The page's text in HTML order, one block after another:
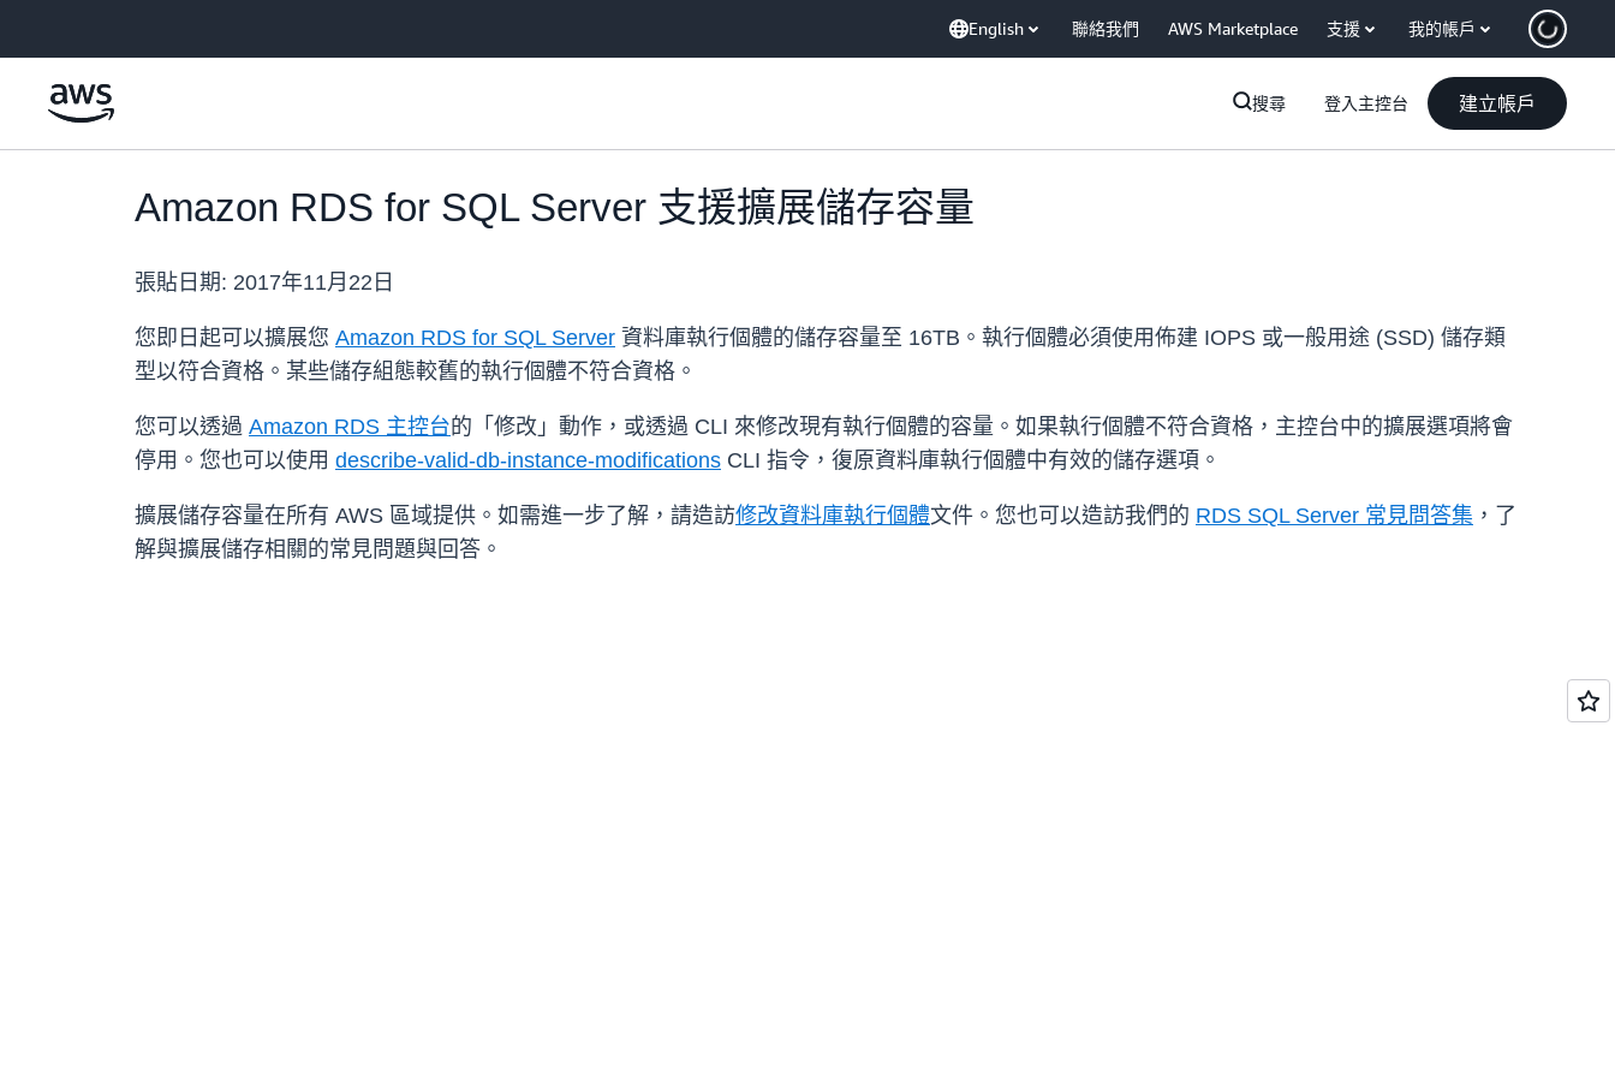
English 聯絡我們 AWS Marketplace 支援 我的帳戶
搜尋 登入主控台 建立帳戶
Amazon RDS for SQL Server 支援擴展儲存容量
張貼日期: 2017年11月22日
您即日起可以擴展您 Amazon RDS for SQL Server 資料庫執行個體的儲存容量至 16TB。執行個體必須使用佈建 IOPS 或一般用途 (SSD) 儲存類
型以符合資格。某些儲存組態較舊的執行個體不符合資格。
您可以透過 Amazon RDS 主控台的「修改」動作，或透過 CLI 來修改現有執行個體的容量。如果執行個體不符合資格，主控台中的擴展選項將會
停用。您也可以使用 describe-valid-db-instance-modifications CLI 指令，復原資料庫執行個體中有效的儲存選項。
擴展儲存容量在所有 AWS 區域提供。如需進一步了解，請造訪修改資料庫執行個體文件。您也可以造訪我們的 RDS SQL Server 常見問答集 ，了
解與擴展儲存相關的常見問題與回答。